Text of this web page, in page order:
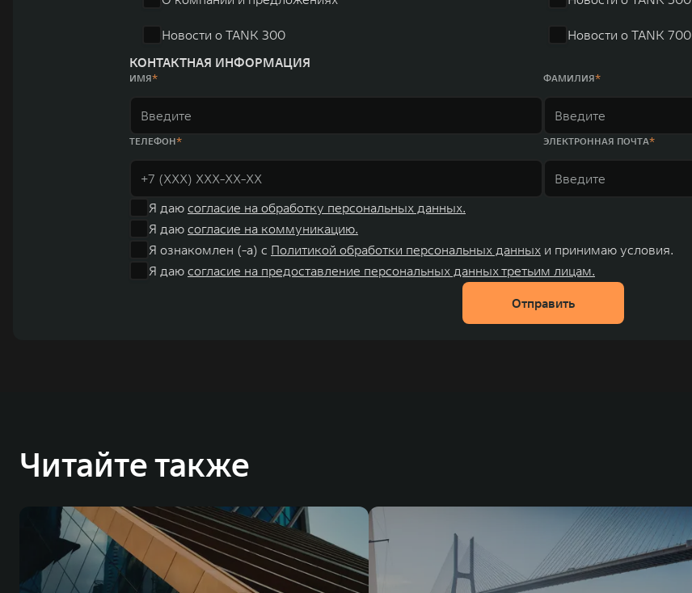
Новости о TANK 300
Новости о TANK 700
КОНТАКТНАЯ ИНФОРМАЦИЯ
ИМЯ ФАМИЛИЯ
ТЕЛЕФОН ЭЛЕКТРОННАЯ ПОЧТА
Я даю согласие на обработку персональных данных.
Я даю согласие на коммуникацию.
Я ознакомлен (-а) с Политикой обработки персональных данных и принимаю условия.
Я даю согласие на предоставление персональных данных третьим лицам.
Отправить
Читайте также